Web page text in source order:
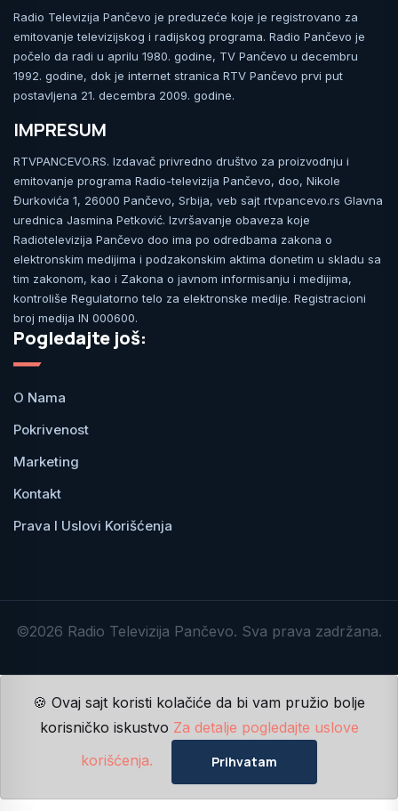
Radio Televizija Pančevo je preduzeće koje je registrovano za
emitovanje televizijskog i radijskog programa. Radio Pančevo je
počelo da radi u aprilu 1980. godine, TV Pančevo u decembru
1992. godine, dok je internet stranica RTV Pančevo prvi put
postavljena 21. decembra 2009. godine.
IMPRESUM
RTVPANCEVO.RS. Izdavač privredno društvo za proizvodnju i
emitovanje programa Radio-televizija Pančevo, doo, Nikole
Đurkovića 1, 26000 Pančevo, Srbija, veb sajt rtvpancevo.rs Glavna
urednica Jasmina Petković. Izvršavanje obaveza koje
Radiotelevizija Pančevo doo ima po odredbama zakona o
elektronskim medijima i podzakonskim aktima donetim u skladu sa
tim zakonom, kao i Zakona o javnom informisanju i medijima,
kontroliše Regulatorno telo za elektronske medije. Registracioni
broj medija IN 000600.
Pogledajte još:
O Nama
Pokrivenost
Marketing
Kontakt
Prava I Uslovi Korišćenja
©2026 Radio Televizija Pančevo. Sva prava zadržana.
🍪 Ovaj sajt koristi kolačiće da bi vam pružio bolje
korisničko iskustvo Za detalje pogledajte uslove
korišćenja.
Prihvatam